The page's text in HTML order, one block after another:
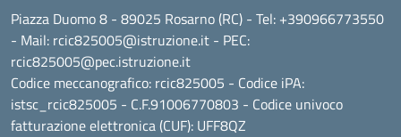
Piazza Duomo 8 - 89025 Rosarno (RC) - Tel: +390966773550
- Mail: rcic825005@istruzione.it - PEC:
rcic825005@pec.istruzione.it
Codice meccanografico: rcic825005 - Codice iPA:
istsc_rcic825005 - C.F.91006770803 - Codice univoco
fatturazione elettronica (CUF): UFF8QZ